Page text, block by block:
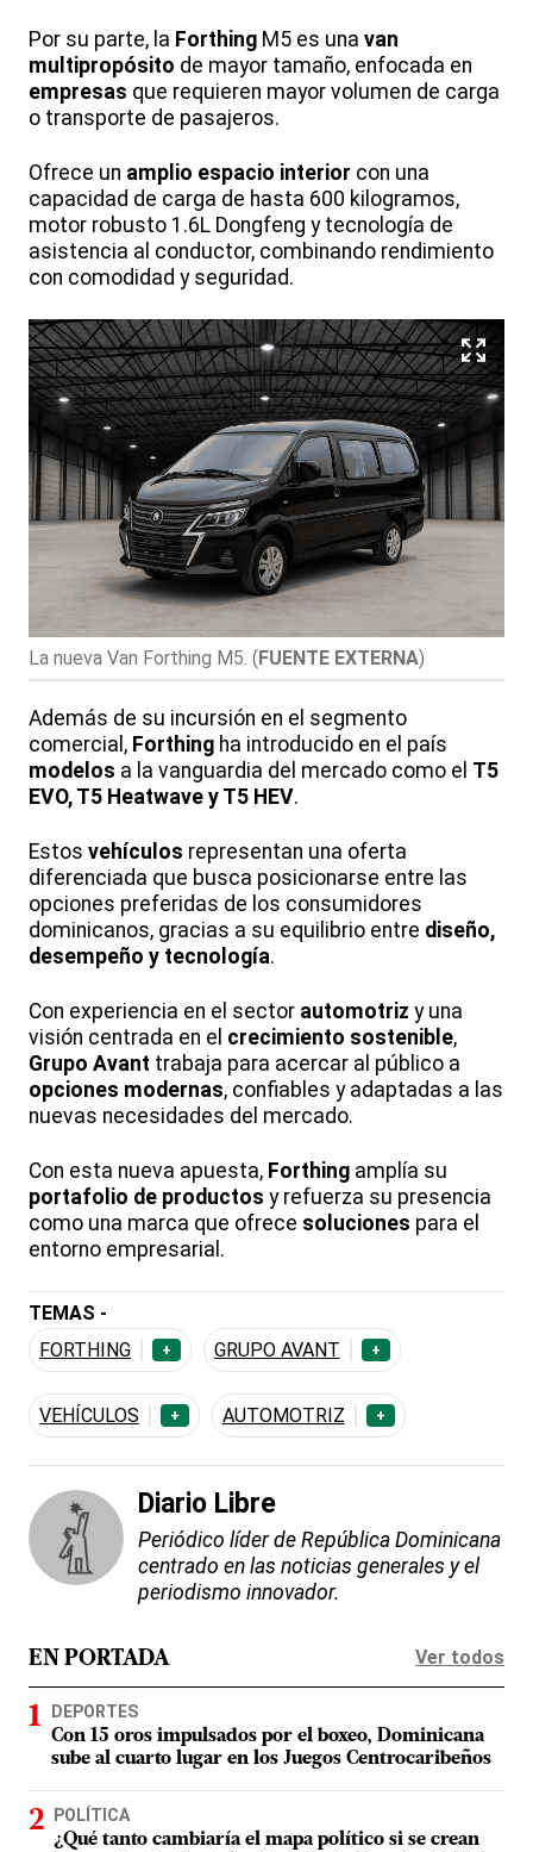
Por su parte, la Forthing M5 es una van
multipropósito de mayor tamaño, enfocada en
empresas que requieren mayor volumen de carga
o transporte de pasajeros.
Ofrece un amplio espacio interior con una
capacidad de carga de hasta 600 kilogramos,
motor robusto 1.6L Dongfeng y tecnología de
asistencia al conductor, combinando rendimiento
con comodidad y seguridad.
La nueva Van Forthing M5. (FUENTE EXTERNA)
Además de su incursión en el segmento
comercial, Forthing ha introducido en el país
modelos a la vanguardia del mercado como el T5
EVO, T5 Heatwave y T5 HEV.
Estos vehículos representan una oferta
diferenciada que busca posicionarse entre las
opciones preferidas de los consumidores
dominicanos, gracias a su equilibrio entre diseño,
desempeño y tecnología.
Con experiencia en el sector automotriz y una
visión centrada en el crecimiento sostenible,
Grupo Avant trabaja para acercar al público a
opciones modernas, confiables y adaptadas a las
nuevas necesidades del mercado.
Con esta nueva apuesta, Forthing amplía su
portafolio de productos y refuerza su presencia
como una marca que ofrece soluciones para el
entorno empresarial.
TEMAS -
FORTHING
+ GRUPO AVANT +
VEHÍCULOS + AUTOMOTRIZ +
Diario Libre
Periódico líder de República Dominicana
centrado en las noticias generales y el
periodismo innovador.
EN PORTADA Ver todos
DEPORTES
Con 15 oros impulsados por el boxeo, Dominicana
sube al cuarto lugar en los Juegos Centrocaribeños
POLÍTICA
¿Qué tanto cambiaría el mapa político si se crean